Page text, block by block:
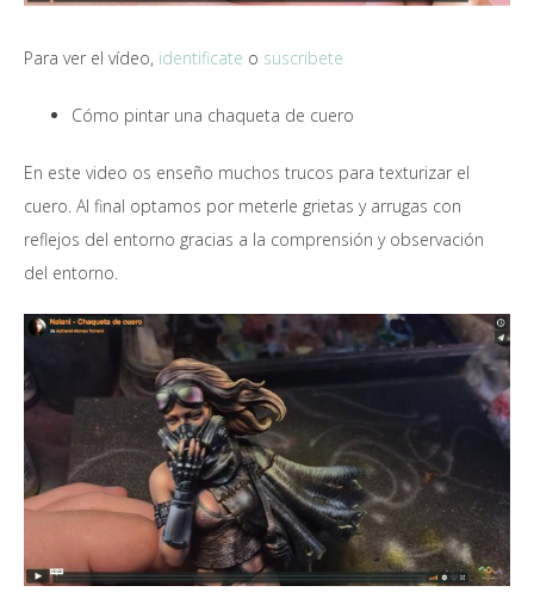
Para ver el vídeo, identificate o suscribete
Cómo pintar una chaqueta de cuero
En este video os enseño muchos trucos para texturizar el
cuero. Al final optamos por meterle grietas y arrugas con
reflejos del entorno gracias a la comprensión y observación
del entorno.